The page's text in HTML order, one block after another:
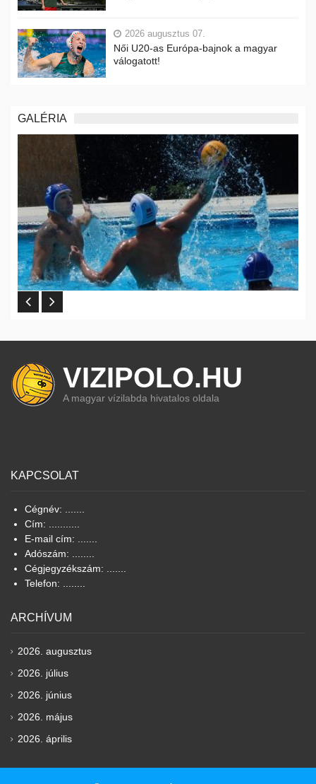
2026 augusztus 07.
Női U20-as Európa-bajnok a magyar
válogatott!
GALÉRIA
VIZIPOLO.HU
A magyar vízilabda hivatalos oldala
KAPCSOLAT
Cégnév: .......
Cím: ...........
E-mail cím: .......
Adószám: ........
Cégjegyzékszám: .......
Telefon: ........
ARCHÍVUM
2026. augusztus
2026. július
2026. június
2026. május
2026. április